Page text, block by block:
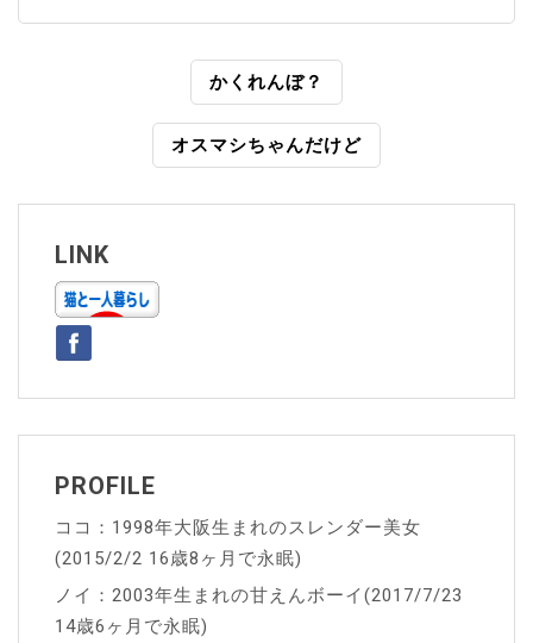
ビ
ゲ
ー
シ
ョ
ン
かくれんぼ？
オスマシちゃんだけど
LINK
PROFILE
ココ：1998年大阪生まれのスレンダー美女
(2015/2/2 16歳8ヶ月で永眠)
ノイ：2003年生まれの甘えんボーイ(2017/7/23
14歳6ヶ月で永眠)